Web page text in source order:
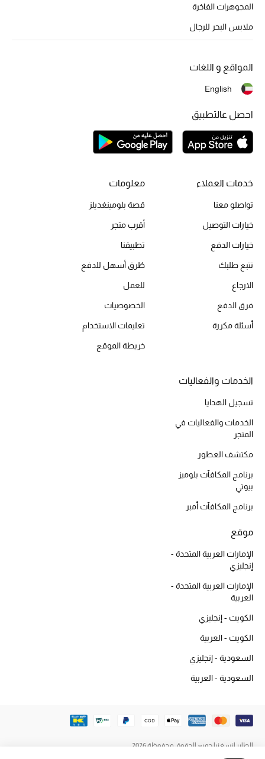
خصومات
جميع مستحضرات الجمال
الأكثر مبيعاً
العطور
مكتشف العطور
العناية بالبشرة
مستحضرات الاستحمام والعناية بالجسم
الصحة والعافية
الجمال في بلوميز
هدايا
أبرز الماركات
تسوقوا أحدث الماركات
خصومات
الموسم الجديد
ما وصلنا حديثاً
المجوهرات الفاخرة
ملابس البحر للرجال
خدمات العملاء
تواصلو معنا
خيارات التوصيل
خيارات الدفع
تتبع طلبك
الارجاع
فرق الدفع
أسئلة مكررة
معلومات
قصة بلومينغديلز
أقرب متجر
تطبيقنا
طُرق أسهل للدفع
للعمل
الخصوصيات
تعليمات الاستخدام
خريطة الموقع
الخدمات والفعاليات
تسجيل الهدايا
الخدمات والفعاليات في
المتجر
مكتشف العطور
برنامج المكافآت بلوميز
بيوتي
برنامج المكافآت أمبر
موقع
الإمارات العربية المتحدة -
إنجليزي
الإمارات العربية المتحدة -
العربية
الكويت - إنجليزي
الكويت - العربية
السعودية - إنجليزي
السعودية - العربية
المواقع و اللغات
English
احصل عالتطبيق
الطاير إنسغنيا جميع الحقوق محفوظة 2026